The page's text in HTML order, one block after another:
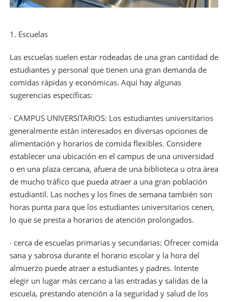
1. Escuelas
Las escuelas suelen estar rodeadas de una gran cantidad de
estudiantes y personal que tienen una gran demanda de
comidas rápidas y económicas. Aquí hay algunas
sugerencias específicas:
· CAMPUS UNIVERSITARIOS: Los estudiantes universitarios
generalmente están interesados ​​en diversas opciones de
alimentación y horarios de comida flexibles. Considere
establecer una ubicación en el campus de una universidad
o en una plaza cercana, afuera de una biblioteca u otra área
de mucho tráfico que pueda atraer a una gran población
estudiantil. Las noches y los fines de semana también son
horas punta para que los estudiantes universitarios cenen,
lo que se presta a horarios de atención prolongados.
· cerca de escuelas primarias y secundarias: Ofrecer comida
sana y sabrosa durante el horario escolar y la hora del
almuerzo puede atraer a estudiantes y padres. Intente
elegir un lugar más cercano a las entradas y salidas de la
escuela, prestando atención a la seguridad y salud de los